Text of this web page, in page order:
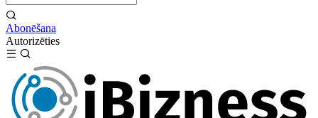
Abonēšana
Autorizēties